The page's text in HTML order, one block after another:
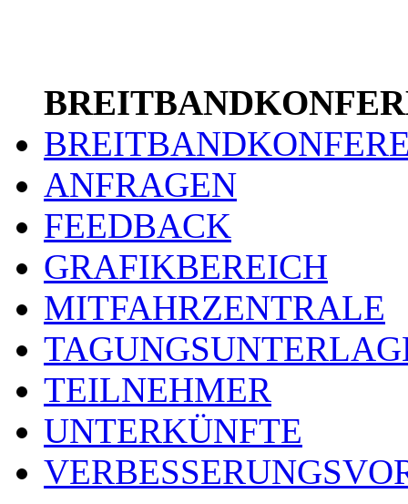
ANFRAGEN
FEEDBACK
GRAFIKBEREICH
MITFAHRZENTRALE
TEILNEHMER
UNTERKÜNFTE